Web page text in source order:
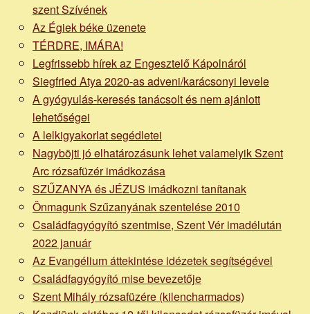
szent Szívének
Az Égiek béke üzenete
TÉRDRE, IMÁRA!
Legfrissebb hírek az Engesztelő Kápolnáról
Siegfried Atya 2020-as adveni/karácsonyi levele
A gyógyulás-keresés tanácsolt és nem ajánlott
lehetőségei
A lelkigyakorlat segédletei
Nagyböjti jó elhatározásunk lehet valamelyik Szent
Arc rózsafüzér imádkozása
SZŰZANYA és JÉZUS imádkozni tanítanak
Önmagunk Szűzanyának szentelése 2010
Családfagyógyító szentmise, Szent Vér imadélután
2022 január
Az Evangélium áttekintése idézetek segítségével
Családfagyógyító mise bevezetője
Szent Mihály rózsafüzére (kilencharmados)